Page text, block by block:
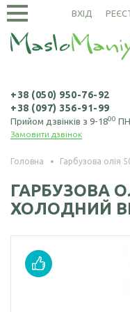
ВХІД
+38 (050) 950-76-92
+38 (097) 356-91-99
Прийом дзвінків з 9-1800
Замовити дзвінок
ОЛІЇ
ХОЛОДНОГО
Амарантова олія
Арахісова олія
кісточок олія
Віноградних
кісточок олія
Волоського горіха
олія
ОЛІЇ
ЕКСТРАКЦІЙНІ
Амарантова олія
олія
БОРОШНО
Борошно
амарантове
виноградних
кісточок
Борошно гірчичне
НАСІННЯ
Насіння коноплі
Насіння кунжуту
Головна Гарбузова олія
ГАРБУЗОВА
ХОЛОДНИЙ